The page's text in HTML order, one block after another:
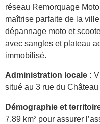
réseau Remorquage
maîtrise parfaite de la
dépannage moto et
avec sangles et plateau
immobilisé.
Administration locale :
situé au 3 rue du
Démographie et
7.89 km² pour assurer